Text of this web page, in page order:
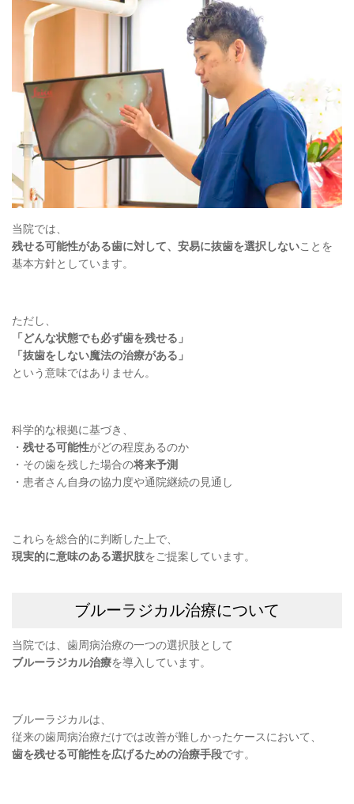
当院では、
残せる可能性がある歯に対して、安易に抜歯を選択しないことを
基本方針としています。
ただし、
「どんな状態でも必ず歯を残せる」
「抜歯をしない魔法の治療がある」
という意味ではありません。
科学的な根拠に基づき、
・ 残せる可能性がどの程度あるのか
・その歯を残した場合の将来予測
・患者さん自身の協力度や通院継続の見通し
これらを総合的に判断した上で、
現実的に意味のある選択肢をご提案しています。
ブルーラジカル治療について
当院では、歯周病治療の一つの選択肢として
ブルーラジカル治療を導入しています。
ブルーラジカルは、
従来の歯周病治療だけでは改善が難しかったケースにおいて、
歯を残せる可能性を広げるための治療手段です。